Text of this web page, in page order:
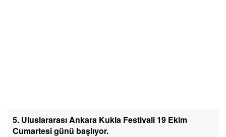
5. Uluslararası Ankara Kukla Festivali 19 Ekim
Cumartesi günü başlıyor.